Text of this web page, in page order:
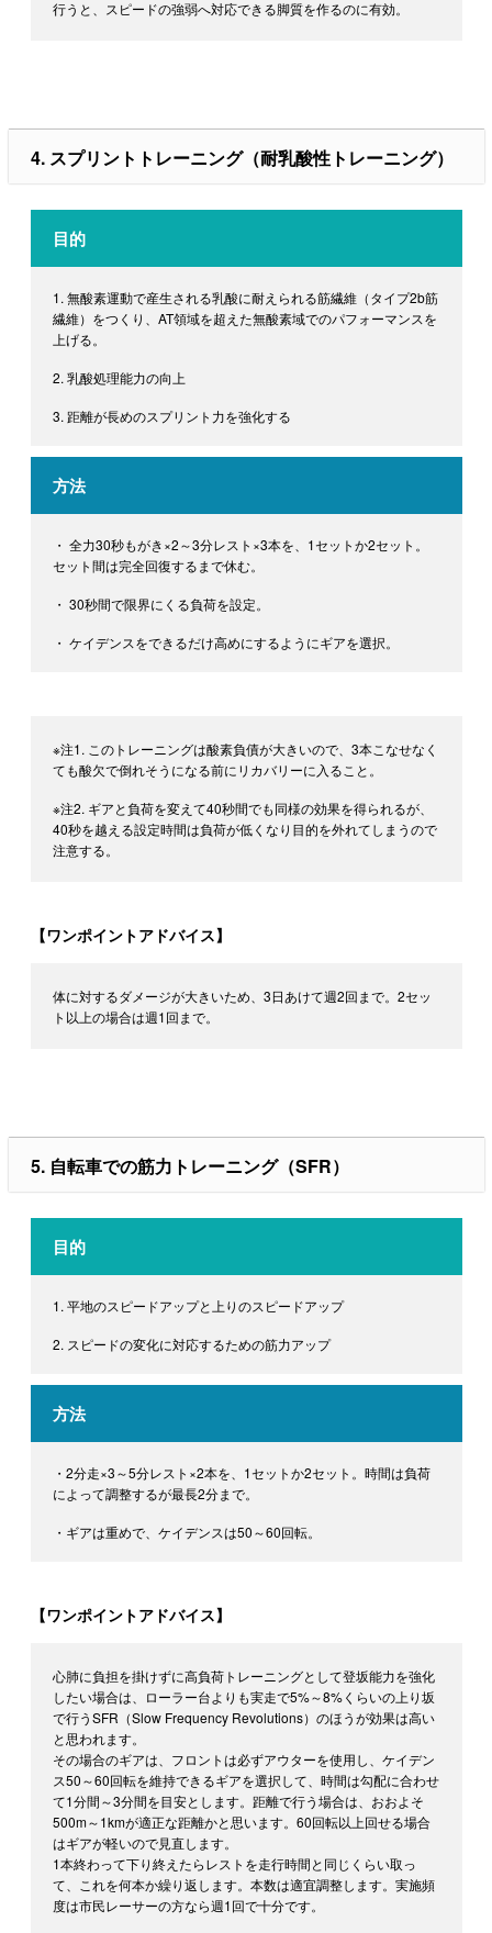
行うと、スピードの強弱へ対応できる脚質を作るのに有効。
4. スプリントトレーニング（耐乳酸性トレーニング）
目的
1. 無酸素運動で産生される乳酸に耐えられる筋繊維（タイプ2b筋
繊維）をつくり、AT領域を超えた無酸素域でのパフォーマンスを
上げる。
2. 乳酸処理能力の向上
3. 距離が長めのスプリント力を強化する
方法
・ 全力30秒もがき×2～3分レスト×3本を、1セットか2セット。
セット間は完全回復するまで休む。
・ 30秒間で限界にくる負荷を設定。
・ ケイデンスをできるだけ高めにするようにギアを選択。
※注1. このトレーニングは酸素負債が大きいので、3本こなせなく
ても酸欠で倒れそうになる前にリカバリーに入ること。
※注2. ギアと負荷を変えて40秒間でも同様の効果を得られるが、
40秒を越える設定時間は負荷が低くなり目的を外れてしまうので
注意する。
【ワンポイントアドバイス】
体に対するダメージが大きいため、3日あけて週2回まで。2セッ
ト以上の場合は週1回まで。
5. 自転車での筋力トレーニング（SFR）
目的
1. 平地のスピードアップと上りのスピードアップ
2. スピードの変化に対応するための筋力アップ
方法
・2分走×3～5分レスト×2本を、1セットか2セット。時間は負荷
によって調整するが最長2分まで。
・ギアは重めで、ケイデンスは50～60回転。
【ワンポイントアドバイス】
心肺に負担を掛けずに高負荷トレーニングとして登坂能力を強化
したい場合は、ローラー台よりも実走で5%～8%くらいの上り坂
で行うSFR（Slow Frequency Revolutions）のほうが効果は高い
と思われます。
その場合のギアは、フロントは必ずアウターを使用し、ケイデン
ス50～60回転を維持できるギアを選択して、時間は勾配に合わせ
て1分間～3分間を目安とします。距離で行う場合は、おおよそ
500m～1kmが適正な距離かと思います。60回転以上回せる場合
はギアが軽いので見直します。
1本終わって下り終えたらレストを走行時間と同じくらい取っ
て、これを何本か繰り返します。本数は適宜調整します。実施頻
度は市民レーサーの方なら週1回で十分です。